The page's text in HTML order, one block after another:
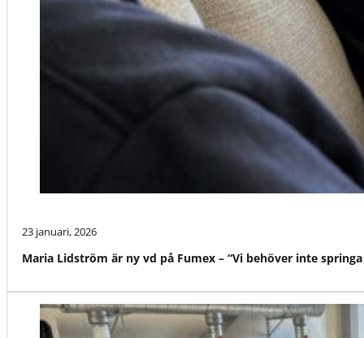
23 januari, 2026
Maria Lidström är ny vd på Fumex – “Vi behöver inte